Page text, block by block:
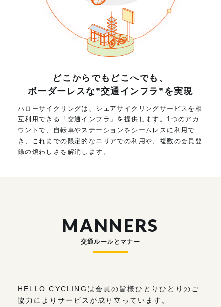
どこからでもどこへでも、
ボーダーレスな”交通インフラ”を実現
ハローサイクリングは、シェアサイクリングサービスを相
互利用できる「交通インフラ」を提供します。1つのアカ
ウントで、自転車やステーションをシームレスに利用で
き、これまでの限定的なエリアでの利用や、複数の会員登
録の煩わしさを解消します。
MANNERS
交通ルールとマナー
HELLO CYCLINGは会員の皆様ひとりひとりのご
協力によりサービスが成り立っています。